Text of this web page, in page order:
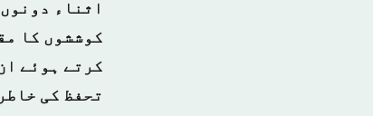
اثناء
کوششوں کا
کرتے ہوئے
تحفظ کی